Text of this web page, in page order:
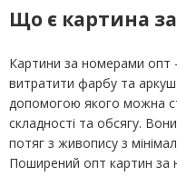
Що є картина
Картини за номерами опт
витратити фарбу та
допомогою якого можна
складності та обсягу.
потяг з живопису з
Поширений опт картин за